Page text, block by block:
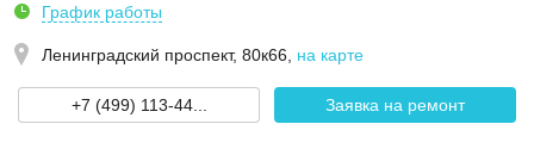
График работы
Ленинградский проспект, 80к66 на карте
+7 (499) 113-44... Заявка на ремонт